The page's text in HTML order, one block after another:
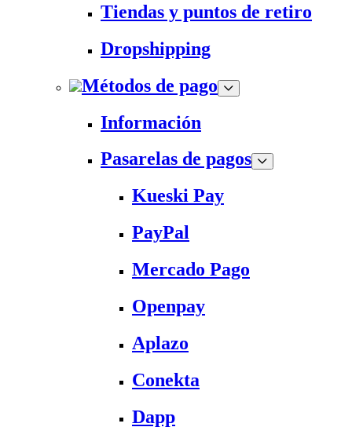
Tiendas y puntos de retiro
Dropshipping
Métodos de pago
Información
Pasarelas de pagos
Kueski Pay
PayPal
Mercado Pago
Openpay
Aplazo
Conekta
Dapp